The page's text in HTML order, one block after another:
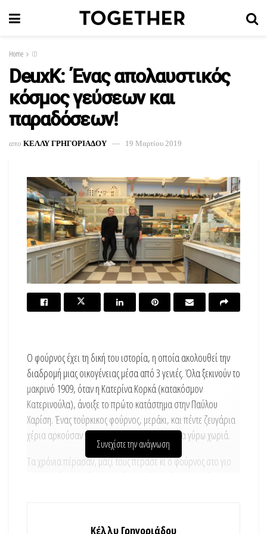
Home ID
DeuxK: Ένας απολαυστικός
κόσμος γεύσεων και
παραδόσεων!
απο ΚΕΛΛΥ ΓΡΗΓΟΡΙΑΔΟΥ 19 Μαρτίου 2019
Ο φούρνος έχει τη δική του ιστορία, η οποία ακολουθεί την
διαδρομή μιας οικογένειας μέσα από 3 γενιές. Όλα ξεκινούν το
μακρινό 1909, όταν η Κατερίνα Κορκά (κατακόσμον
Κατερινούλα), άνοιξε το πρώτο κατάστημα στην Παύλου
Χαρίση. Ένας τούρκικος φούρνος, μεράκι, και πέντε ζευγάρια
χέρια αρκούσαν για να γίνουν περιζήτητοι στα γύρω χωριά.
Τα χρόνια πέρασαν, μαζί τους πέρασε κι ο φούρνος στο γιο
της οικογένειας Γιάννη Κορκά. Ο φούρνος έγινε σωστή
εδραίωσε την παρουσία του φούρνου στην περιοχή, κι έτσι το
Συνεχίστε την ανάγνωση
Κέλλυ Γρηγοριάδου